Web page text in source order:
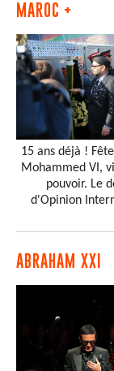
MAROC +
15 ans déjà !
Mohammed VI,
pouvoir. Le
d'Opinion
ABRAHAM XXI